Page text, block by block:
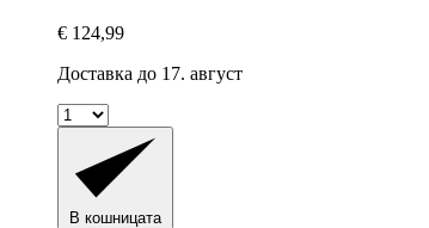
€ 124,99
Доставка до 17. август
В кошницата